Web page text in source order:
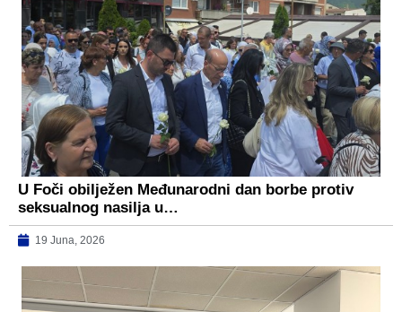
U Foči obilježen Međunarodni dan borbe protiv
seksualnog nasilja u…
19 Juna, 2026